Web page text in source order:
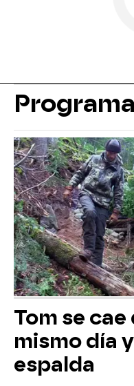
Tom se cae
mismo día
espalda